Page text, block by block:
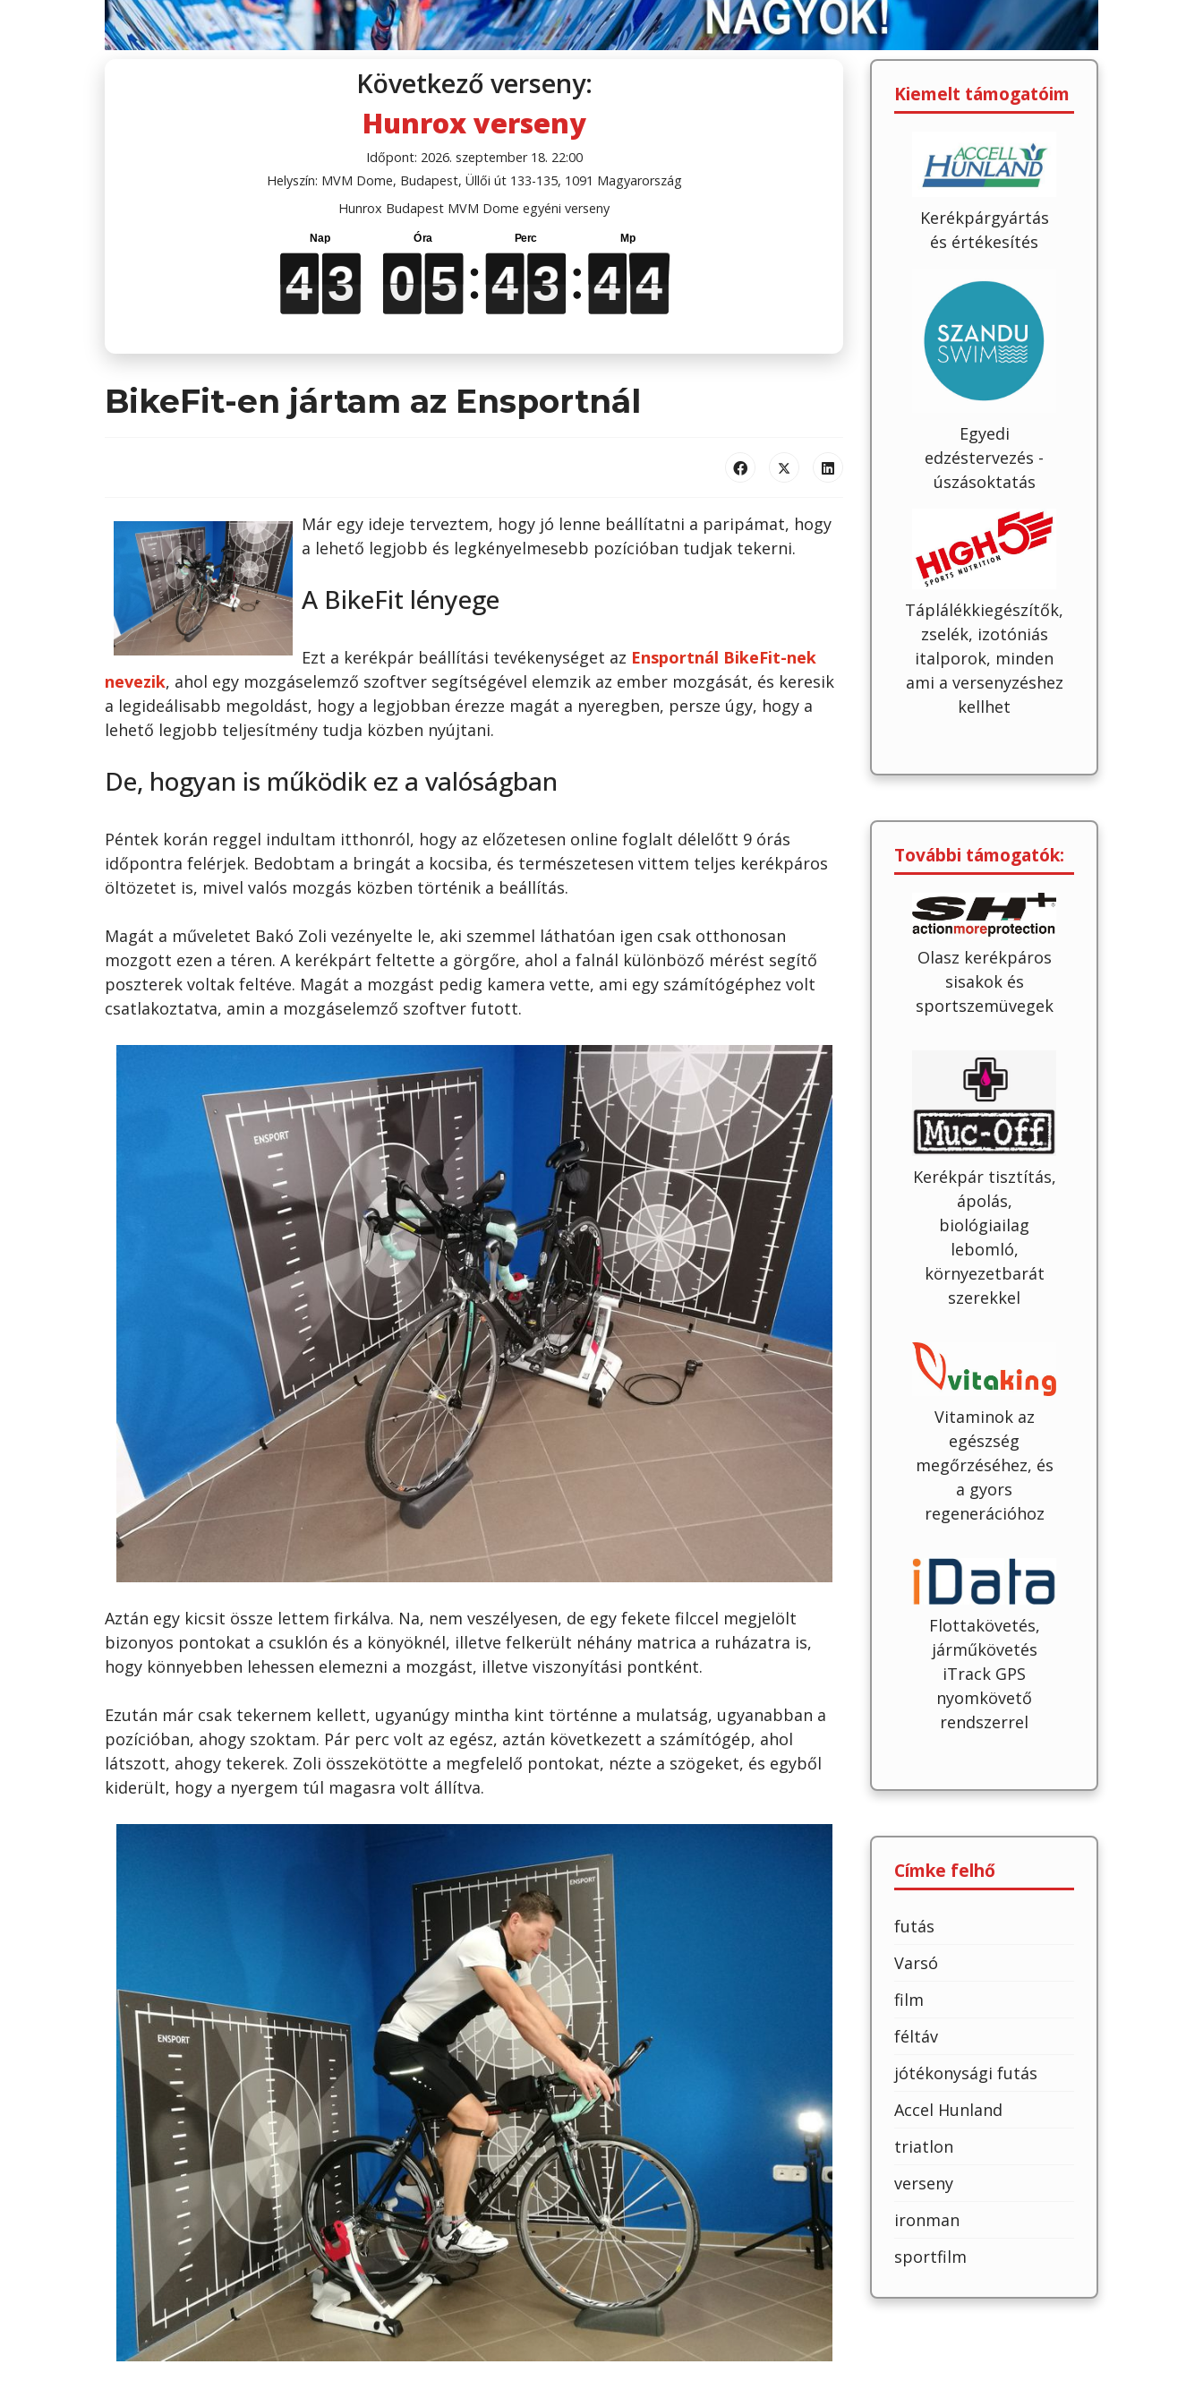
Következő verseny:
Hunrox verseny
Időpont: 2026. szeptember 18. 22:00
Helyszín: MVM Dome, Budapest, Üllői út 133-135, 1091 Magyarország
Hunrox Budapest MVM Dome egyéni verseny
4
4
4
4 3
3
3
3 0
0
0
0 5
5
5
5 4
4
4
4 3
3
3
3 4
4
4
4 2
2
2
2
BikeFit-en jártam az Ensportnál
Már egy ideje terveztem, hogy jó lenne beállítatni a paripámat, hogy
a lehető legjobb és legkényelmesebb pozícióban tudjak tekerni.
A BikeFit lényege
Ezt a kerékpár beállítási tevékenységet az Ensportnál BikeFit-nek
nevezik, ahol egy mozgáselemző szoftver segítségével elemzik az ember mozgását, és keresik
a legideálisabb megoldást, hogy a legjobban érezze magát a nyeregben, persze úgy, hogy a
lehető legjobb teljesítmény tudja közben nyújtani.
De, hogyan is működik ez a valóságban
Péntek korán reggel indultam itthonról, hogy az előzetesen online foglalt délelőtt 9 órás
időpontra felérjek. Bedobtam a bringát a kocsiba, és természetesen vittem teljes kerékpáros
öltözetet is, mivel valós mozgás közben történik a beállítás.
Magát a műveletet Bakó Zoli vezényelte le, aki szemmel láthatóan igen csak otthonosan
mozgott ezen a téren. A kerékpárt feltette a görgőre, ahol a falnál különböző mérést segítő
poszterek voltak feltéve. Magát a mozgást pedig kamera vette, ami egy számítógéphez volt
csatlakoztatva, amin a mozgáselemző szoftver futott.
Aztán egy kicsit össze lettem firkálva. Na, nem veszélyesen, de egy fekete filccel megjelölt
bizonyos pontokat a csuklón és a könyöknél, illetve felkerült néhány matrica a ruházatra is,
hogy könnyebben lehessen elemezni a mozgást, illetve viszonyítási pontként.
Ezután már csak tekernem kellett, ugyanúgy mintha kint történne a mulatság, ugyanabban a
pozícióban, ahogy szoktam. Pár perc volt az egész, aztán következett a számítógép, ahol
látszott, ahogy tekerek. Zoli összekötötte a megfelelő pontokat, nézte a szögeket, és egyből
kiderült, hogy a nyergem túl magasra volt állítva.
Kiemelt támogatóim
Kerékpárgyártás
és értékesítés
Egyedi
edzéstervezés -
úszásoktatás
Táplálékkiegészítők,
zselék, izotóniás
italporok, minden
ami a versenyzéshez
kellhet
További támogatók:
Olasz kerékpáros
sisakok és
sportszemüvegek
Kerékpár tisztítás,
ápolás,
biológiailag
lebomló,
környezetbarát
szerekkel
Vitaminok az
egészség
megőrzéséhez, és
a gyors
regenerációhoz
Flottakövetés,
járműkövetés
iTrack GPS
nyomkövető
rendszerrel
Címke felhő
futás
Varsó
film
féltáv
jótékonysági futás
Accel Hunland
triatlon
verseny
ironman
sportfilm